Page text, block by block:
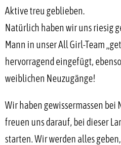
Aktive treu geblieben.
Natürlich haben wir uns riesig
Mann in unser All Girl-Team
hervorragend eingefügt,
weiblichen Neuzugänge!
Wir haben gewissermassen
freuen uns darauf, bei dieser
starten. Wir werden alles